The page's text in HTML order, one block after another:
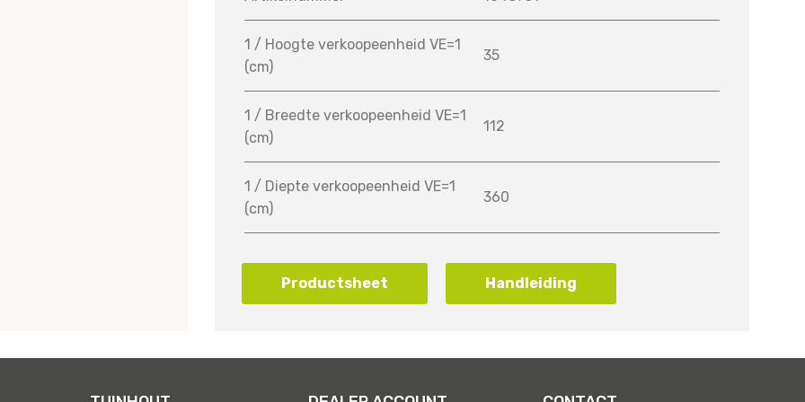
1 / Hoogte verkoopeenheid VE=1
(cm)
35
1 / Breedte verkoopeenheid VE=1
(cm)
112
1 / Diepte verkoopeenheid VE=1
(cm)
360
Productsheet Handleiding